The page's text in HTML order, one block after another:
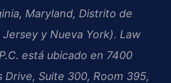
Maryland, Distrito de
Jersey y Nueva York). Law
está ubicado en 7400
Drive, Suite 300, Room 395,